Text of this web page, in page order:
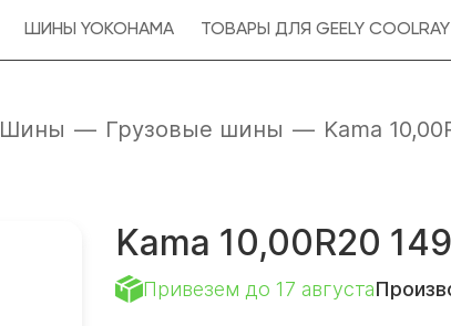
ШИНЫ YOKOHAMA ТОВАРЫ ДЛЯ GEELY COOLRAY
Шины — Грузовые шины — Kama
Kama 10,00R20
Привезем до 17 августа